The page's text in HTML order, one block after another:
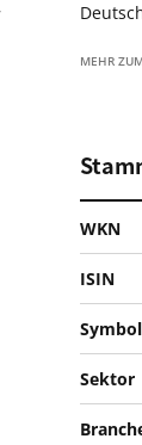
MEHR
WKN
ISIN
Symbol
Sektor